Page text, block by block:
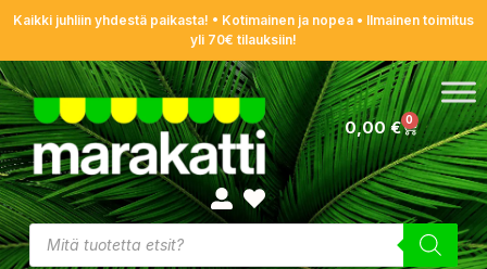
Kaikki juhliin yhdestä paikasta! • Kotimainen ja nopea • Ilmainen toimitus
yli 70€ tilauksiin!
0,00€ 0